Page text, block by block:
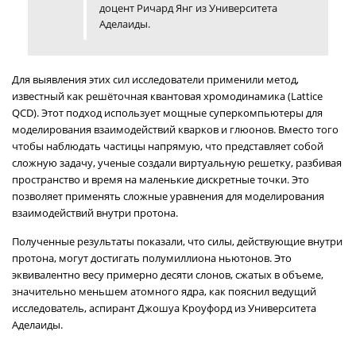
доцент Ричард Янг из Университета
Аделаиды.
Для выявления этих сил исследователи применили метод,
известный как решёточная квантовая хромодинамика (Lattice
QCD). Этот подход использует мощные суперкомпьютеры для
моделирования взаимодействий кварков и глюонов. Вместо того
чтобы наблюдать частицы напрямую, что представляет собой
сложную задачу, ученые создали виртуальную решетку, разбивая
пространство и время на маленькие дискретные точки. Это
позволяет применять сложные уравнения для моделирования
взаимодействий внутри протона.
Полученные результаты показали, что силы, действующие внутри
протона, могут достигать полумиллиона ньютонов. Это
эквивалентно весу примерно десяти слонов, сжатых в объеме,
значительно меньшем атомного ядра, как пояснил ведущий
исследователь, аспирант Джошуа Кроуфорд из Университета
Аделаиды.